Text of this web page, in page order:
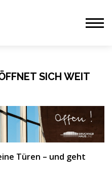
SICH WEIT
Türen – und geht